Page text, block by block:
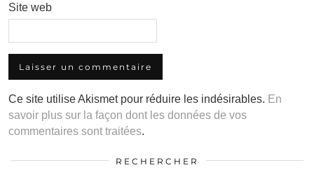
Site web
Ce site utilise Akismet pour réduire les indésirables. En
savoir plus sur la façon dont les données de vos
commentaires sont traitées.
RECHERCHER